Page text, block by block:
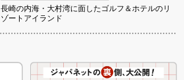
長崎の内海・大村湾に面したゴルフ＆ホテルのリ
ゾートアイランド